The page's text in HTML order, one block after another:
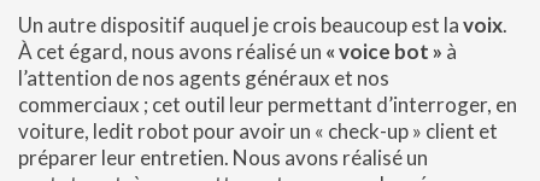
Un autre dispositif auquel je crois beaucoup est lavoix.
À cet égard, nous avons réalisé un « voice bot » à
l’attention de nos agents généraux et nos
commerciaux ; cet outil leur permettant d’interroger, en
voiture, ledit robot pour avoir un « check-up » client et
préparer leur entretien. Nous avons réalisé un